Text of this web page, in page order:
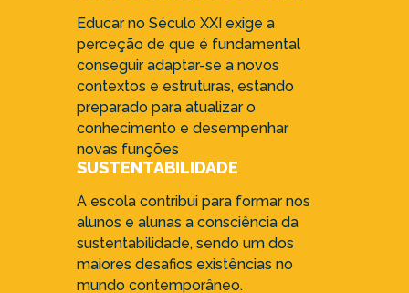
Educar no Século XXI exige a
perceção de que é fundamental
conseguir adaptar-se a novos
contextos e estruturas, estando
preparado para atualizar o
conhecimento e desempenhar
novas funções
SUSTENTABILIDADE
A escola contribui para formar nos
alunos e alunas a consciência da
sustentabilidade, sendo um dos
maiores desafios existências no
mundo contemporâneo.